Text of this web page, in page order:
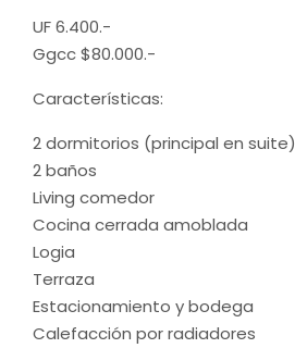
UF 6.400.-
Ggcc $80.000.-
Características:
2 dormitorios (principal en suite)
2 baños
Living comedor
Cocina cerrada amoblada
Logia
Terraza
Estacionamiento y bodega
Calefacción por radiadores